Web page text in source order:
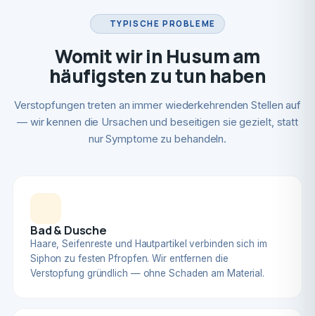
TYPISCHE PROBLEME
Womit wir in Husum am
häufigsten zu tun haben
Verstopfungen treten an immer wiederkehrenden Stellen auf
— wir kennen die Ursachen und beseitigen sie gezielt, statt
nur Symptome zu behandeln.
Bad & Dusche
Haare, Seifenreste und Hautpartikel verbinden sich im
Siphon zu festen Pfropfen. Wir entfernen die
Verstopfung gründlich — ohne Schaden am Material.